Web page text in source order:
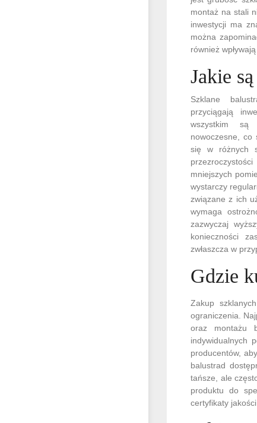
montaż na stali
inwestycji ma
można
również
Jakie
Szklane
przyciągają
wszystkim
nowoczesne, co
się w różnych
mniejszych
wystarczy
związane z ich
wymaga
zazwyczaj
konieczności
zwłaszcza w
Gdzie
Zakup
ograniczenia.
oraz montażu
indywidualnych
producentów,
balustrad
tańsze, ale
produktu do
certyfikaty